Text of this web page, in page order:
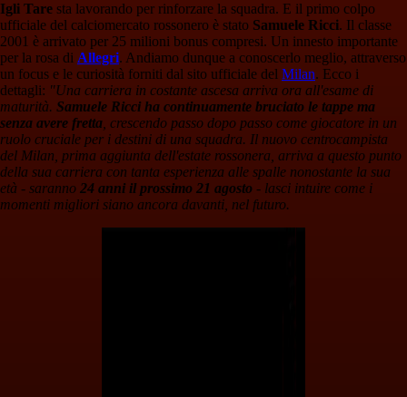
Igli Tare sta lavorando per rinforzare la squadra. E il primo colpo
ufficiale del calciomercato rossonero è stato Samuele Ricci. Il classe
2001 è arrivato per 25 milioni bonus compresi. Un innesto importante
per la rosa di Allegri. Andiamo dunque a conoscerlo meglio, attraverso
un focus e le curiosità forniti dal sito ufficiale del Milan. Ecco i
dettagli: "Una carriera in costante ascesa arriva ora all'esame di
maturità. Samuele Ricci ha continuamente bruciato le tappe ma
senza avere fretta , crescendo passo dopo passo come giocatore in un
ruolo cruciale per i destini di una squadra. Il nuovo centrocampista
del Milan, prima aggiunta dell'estate rossonera, arriva a questo punto
della sua carriera con tanta esperienza alle spalle nonostante la sua
età - saranno 24 anni il prossimo 21 agosto - lasci intuire come i
momenti migliori siano ancora davanti, nel futuro.